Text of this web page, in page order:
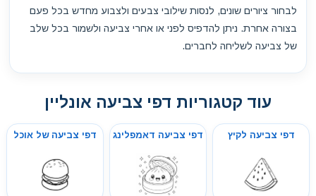
לבחור ציורים שונים, לנסות שילובי צבעים ולצבוע מחדש בכל פעם
בצורה אחרת. ניתן להדפיס לפני או אחרי צביעה ולשמור בכל שלב
של צביעה לשליחה לחברים.
עוד קטגוריות דפי צביעה אונליין
דפי צביעה לקיץ דפי צביעה דאמפלינג דפי צביעה של אוכל